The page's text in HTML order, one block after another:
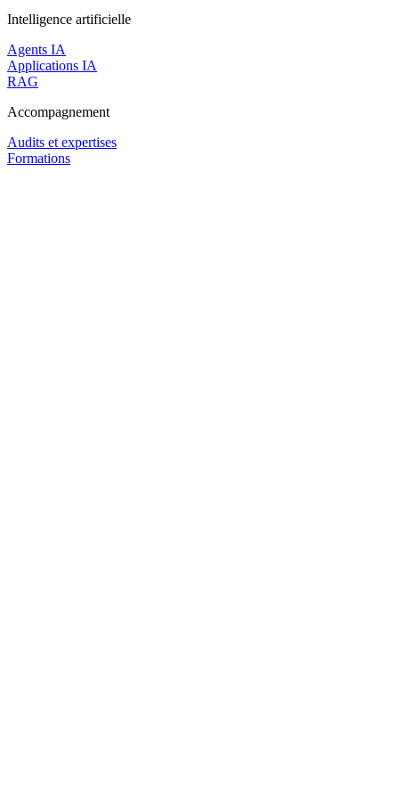
Intelligence artificielle
Agents IA
Applications IA
RAG
Accompagnement
Audits et expertises
Formations